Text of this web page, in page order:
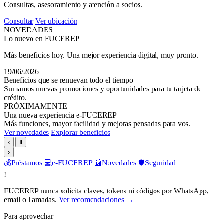
Consultas, asesoramiento y atención a socios.
Consultar Ver ubicación
NOVEDADES
Lo nuevo en FUCEREP
Más beneficios hoy. Una mejor experiencia digital, muy pronto.
19/06/2026
Beneficios que se renuevan todo el tiempo
Sumamos nuevas promociones y oportunidades para tu tarjeta de
crédito.
PRÓXIMAMENTE
Una nueva experiencia e-FUCEREP
Más funciones, mayor facilidad y mejoras pensadas para vos.
Ver novedades Explorar beneficios
‹
Ⅱ
›
💰Préstamos 💻e-FUCEREP 📰Novedades 🛡️Seguridad
!
FUCEREP nunca solicita claves, tokens ni códigos por WhatsApp,
email o llamadas. Ver recomendaciones →
Para aprovechar